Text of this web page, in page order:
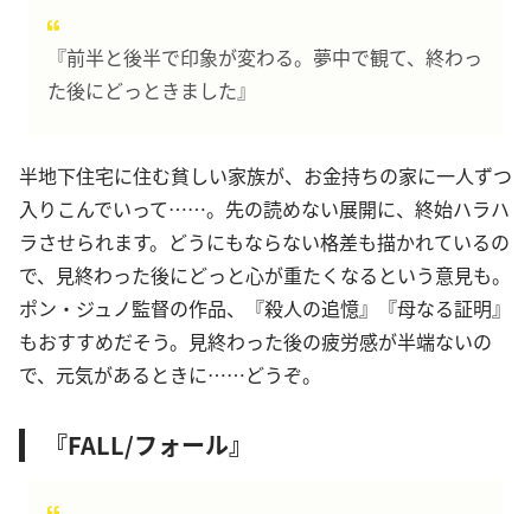
『前半と後半で印象が変わる。夢中で観て、終わっ
た後にどっときました』
半地下住宅に住む貧しい家族が、お金持ちの家に一人ずつ
入りこんでいって……。先の読めない展開に、終始ハラハ
ラさせられます。どうにもならない格差も描かれているの
で、見終わった後にどっと心が重たくなるという意見も。
ポン・ジュノ監督の作品、『殺人の追憶』『母なる証明』
もおすすめだそう。見終わった後の疲労感が半端ないの
で、元気があるときに……どうぞ。
『FALL/フォール』